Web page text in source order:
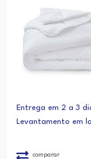
Entrega em 2 a 3
Levantamento em
comparar